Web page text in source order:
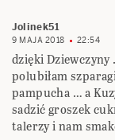
Jolinek51
9 MAJA 2018 22:54
dzięki Dziewczyny
polubiłam
pampucha … a
sadzić groszek
talerzy i nam